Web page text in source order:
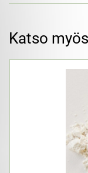
Katso myös